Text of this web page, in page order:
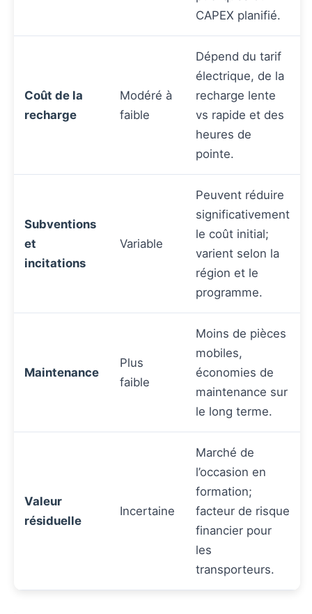
CAPEX planifié.
Coût de la
recharge
Modéré à
faible
Dépend du tarif
électrique, de la
recharge lente
vs rapide et des
heures de
pointe.
Subventions
et
incitations
Variable
Peuvent réduire
significativement
le coût initial;
varient selon la
région et le
programme.
Maintenance
Plus
faible
Moins de pièces
mobiles,
économies de
maintenance sur
le long terme.
Valeur
résiduelle
Incertaine
Marché de
l’occasion en
formation;
facteur de risque
financier pour
les
transporteurs.